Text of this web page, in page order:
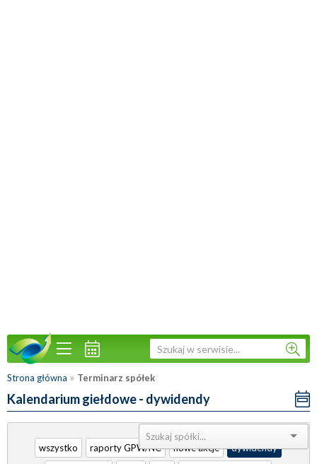
Strona główna » Terminarz spółek
Kalendarium giełdowe - dywidendy
Sortuj:
wszystko
raporty GPW/NC nowe akcje
dywidendy